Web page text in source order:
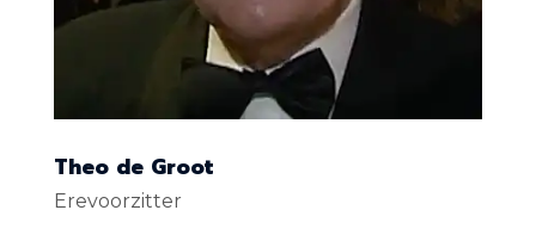
Theo de Groot
Erevoorzitter